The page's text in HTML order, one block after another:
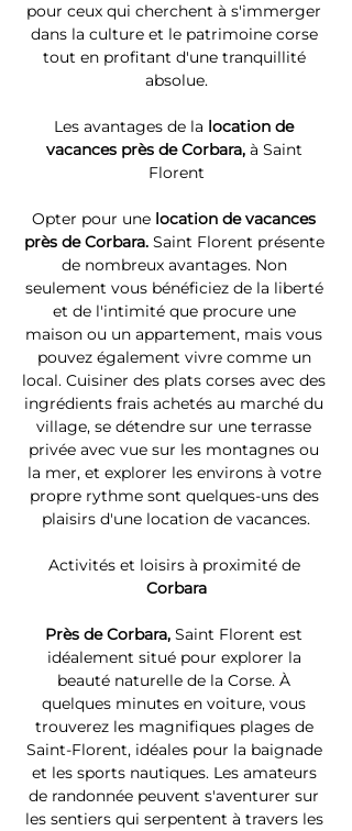
pour ceux qui cherchent à s'immerger
dans la culture et le patrimoine corse
tout en profitant d'une tranquillité
absolue.
Les avantages de la location de
vacances près de Corbara, à Saint
Florent
Opter pour une location de vacances
près de Corbara. Saint Florent présente
de nombreux avantages. Non
seulement vous bénéficiez de la liberté
et de l'intimité que procure une
maison ou un appartement, mais vous
pouvez également vivre comme un
local. Cuisiner des plats corses avec des
ingrédients frais achetés au marché du
village, se détendre sur une terrasse
privée avec vue sur les montagnes ou
la mer, et explorer les environs à votre
propre rythme sont quelques-uns des
plaisirs d'une location de vacances.
Activités et loisirs à proximité de
Corbara
Près de Corbara, Saint Florent est
idéalement situé pour explorer la
beauté naturelle de la Corse. À
quelques minutes en voiture, vous
trouverez les magnifiques plages de
Saint-Florent, idéales pour la baignade
et les sports nautiques. Les amateurs
de randonnée peuvent s'aventurer sur
les sentiers qui serpentent à travers les